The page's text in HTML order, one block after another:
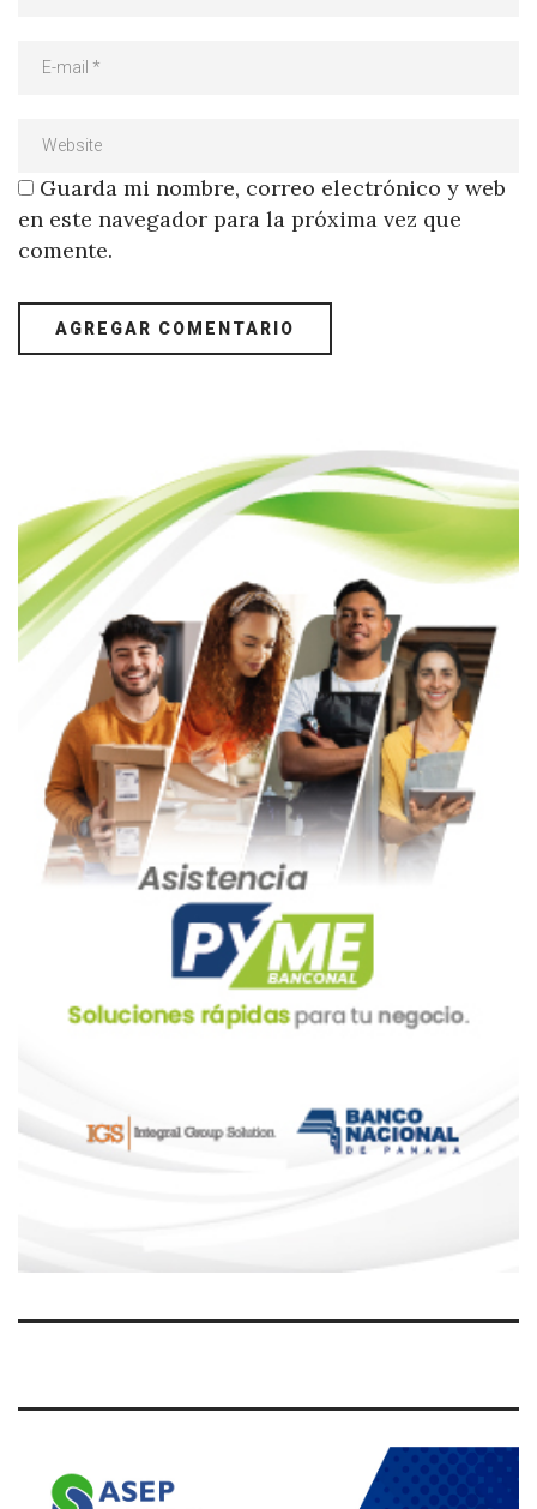
Guarda mi nombre, correo electrónico y web
en este navegador para la próxima vez que
comente.